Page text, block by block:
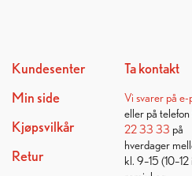
Kundesenter
Min side
Kjøpsvilkår
Retur
Ta kontakt
Vi svarer på e-
eller på telefon
22 33 33 på
hverdager
kl. 9–15 (10–12 i